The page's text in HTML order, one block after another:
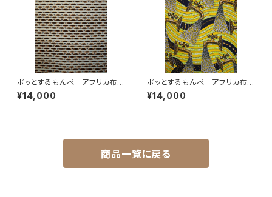
ポッとするもんぺ アフリカ布
No.122
¥14,000
ポッとするもんぺ アフリカ布
No.143
¥14,000
商品一覧に戻る